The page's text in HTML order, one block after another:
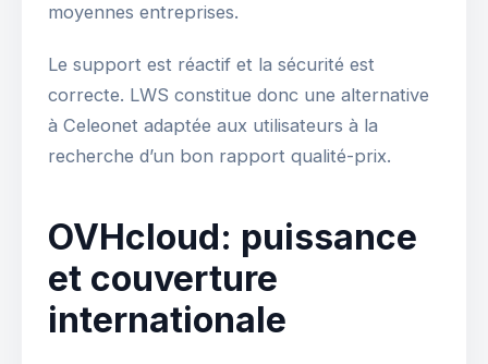
moyennes entreprises.
Le support est réactif et la sécurité est
correcte. LWS constitue donc une alternative
à Celeonet adaptée aux utilisateurs à la
recherche d’un bon rapport qualité-prix.
OVHcloud: puissance
et couverture
internationale